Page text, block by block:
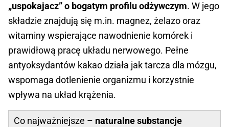
„uspokajacz” o bogatym profilu odżywczym. W jego
składzie znajdują się m.in. magnez, żelazo oraz
witaminy wspierające nawodnienie komórek i
prawidłową pracę układu nerwowego. Pełne
antyoksydantów kakao działa jak tarcza dla mózgu,
wspomaga dotlenienie organizmu i korzystnie
wpływa na układ krążenia.
Co najważniejsze – naturalne substancje